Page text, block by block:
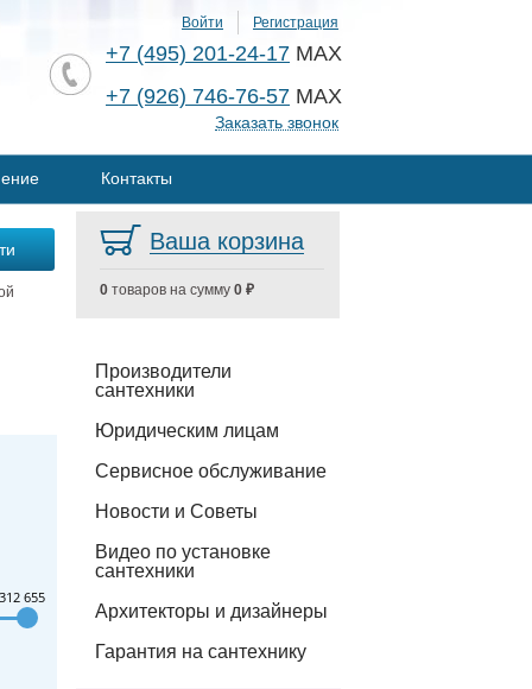
Войти Регистрация
+7 (495) 201-24-17 MAX
+7 (926) 746-76-57 MAX
Заказать звонок
Контакты
312 655
Ваша корзина
0 товаров на сумму 0 ₽
Производители
сантехники
Юридическим лицам
Сервисное обслуживание
Новости и Советы
Видео по установке
сантехники
Архитекторы и дизайнеры
Гарантия на сантехнику